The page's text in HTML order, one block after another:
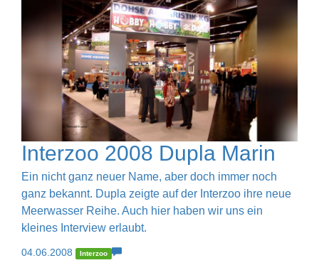
Interzoo 2008 Dupla Marin
Ein nicht ganz neuer Name, aber doch immer noch
ganz bekannt. Dupla zeigte auf der Interzoo ihre neue
Meerwasser Reihe. Auch hier haben wir uns ein
kleines Interview erlaubt.
04.06.2008 Interzoo